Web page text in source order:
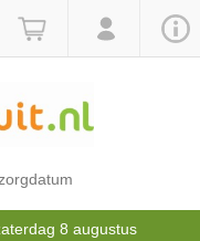
8 augustus